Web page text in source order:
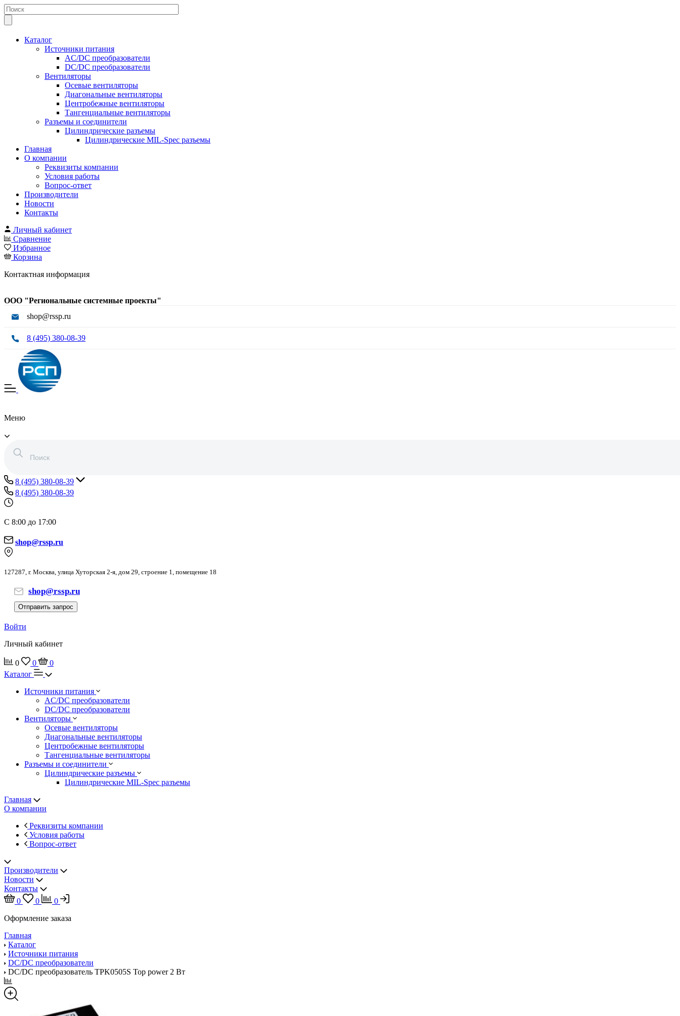
Каталог
Источники питания
AC/DC преобразователи
DC/DC преобразователи
Вентиляторы
Осевые вентиляторы
Диагональные вентиляторы
Центробежные вентиляторы
Тангенциальные вентиляторы
Разъемы и соединители
Цилиндрические разъемы
Цилиндрические MIL-Spec разъемы
Главная
О компании
Реквизиты компании
Условия работы
Вопрос-ответ
Производители
Новости
Контакты
Личный кабинет
Сравнение
Избранное
Корзина
Контактная информация
ООО "Региональные системные проекты"
shop@rssp.ru
8 (495) 380-08-39
Меню
8 (495) 380-08-39
8 (495) 380-08-39
С 8:00 до 17:00
shop@rssp.ru
127287, г. Москва, улица Хуторская 2-я, дом 29, строение 1, помещение 18
shop@rssp.ru
Отправить запрос
Войти
Личный кабинет
0 0
0
Каталог
Источники питания
AC/DC преобразователи
DC/DC преобразователи
Вентиляторы
Осевые вентиляторы
Диагональные вентиляторы
Центробежные вентиляторы
Тангенциальные вентиляторы
Разъемы и соединители
Цилиндрические разъемы
Цилиндрические MIL-Spec разъемы
Главная
О компании
Реквизиты компании
Условия работы
Вопрос-ответ
Производители
Новости
Контакты
0
0
0
Оформление заказа
Главная
Каталог
Источники питания
DC/DC преобразователи
DC/DC преобразователь TPK0505S Top power 2 Вт